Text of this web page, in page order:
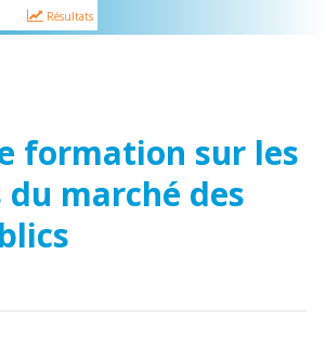
Résultats
formation sur les
du marché des